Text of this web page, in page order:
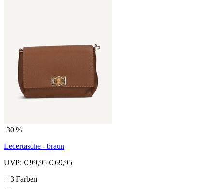
-30 %
Ledertasche - braun
UVP: € 99,95 € 69,95
+ 3 Farben